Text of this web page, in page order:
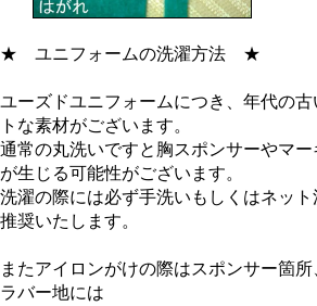
★ ユニフォームの洗濯方法 ★
ユーズドユニフォームにつき、年代の
トな素材がございます。
通常の丸洗いですと胸スポンサーやマ
が生じる可能性がございます。
洗濯の際には必ず手洗いもしくはネッ
推奨いたします。
またアイロンがけの際はスポンサー箇
ラバー地には